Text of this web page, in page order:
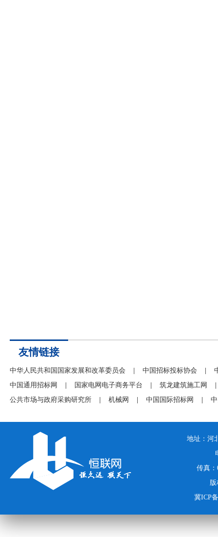
友情链接
中华人民共和国国家发展和改革委员会 中国招标投标协会
中国通用招标网
国家电网电子商务平台 筑龙建筑施工网
公共市场与政府采购研究所
机械网 中国国际招标网
地址：河
传真
冀ICP